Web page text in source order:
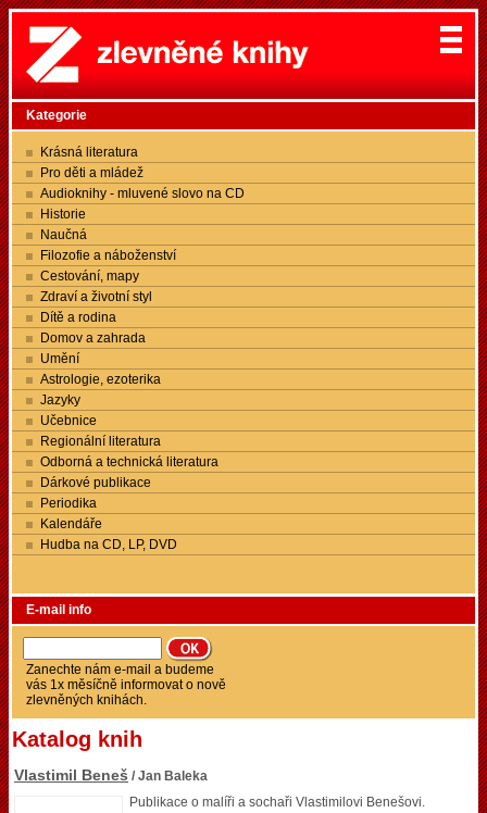
Kategorie
Krásná literatura
Pro děti a mládež
Audioknihy - mluvené slovo na CD
Historie
Naučná
Filozofie a náboženství
Cestování, mapy
Zdraví a životní styl
Dítě a rodina
Domov a zahrada
Umění
Astrologie, ezoterika
Jazyky
Učebnice
Regionální literatura
Odborná a technická literatura
Dárkové publikace
Periodika
Kalendáře
Hudba na CD, LP, DVD
E-mail info
Zanechte nám e-mail a budeme
vás 1x měsíčně informovat o nově
zlevněných knihách.
Katalog knih
Vlastimil Beneš / Jan Baleka
Publikace o malíři a sochaři Vlastimilovi Benešovi.